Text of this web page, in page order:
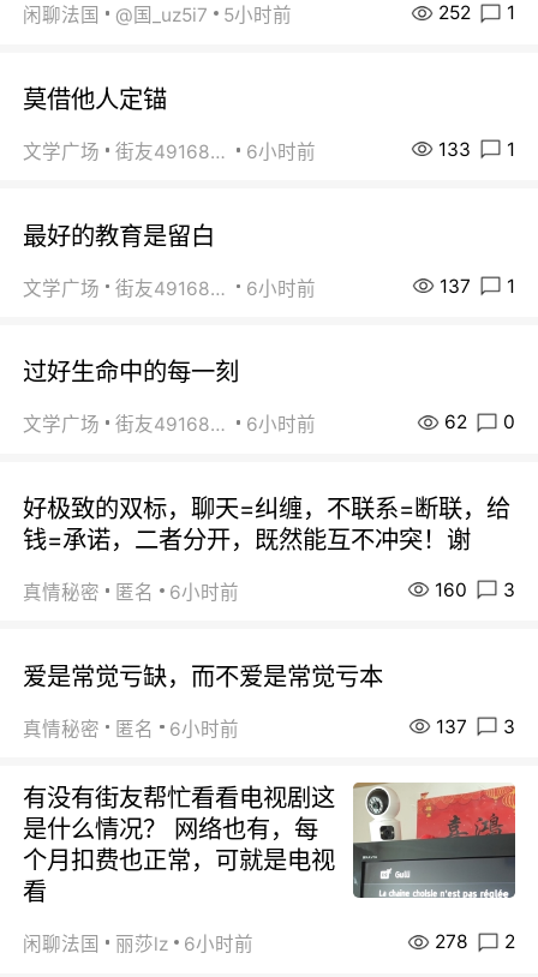
闲聊法国 @国_uz5i7 5小时前 252 1
莫借他人定锚
文学广场 街友49168527 6小时前 133 1
最好的教育是留白
文学广场 街友49168527 6小时前 137 1
过好生命中的每一刻
文学广场 街友49168527 6小时前 62 0
好极致的双标，聊天=纠缠，不联系=断联，给
钱=承诺，二者分开，既然能互不冲突！谢
真情秘密 匿名 6小时前 160 3
爱是常觉亏缺，而不爱是常觉亏本
真情秘密 匿名 6小时前 137 3
有没有街友帮忙看看电视剧这
是什么情况？ 网络也有，每
个月扣费也正常，可就是电视
看
闲聊法国 丽莎lz 6小时前 278 2